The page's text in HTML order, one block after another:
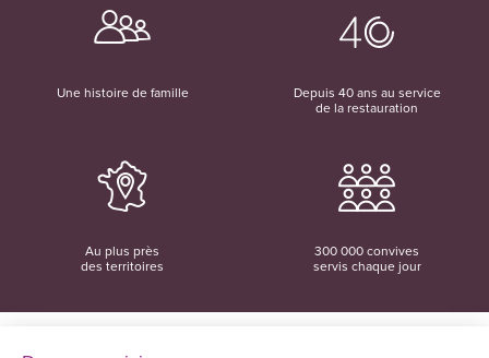
Une histoire de famille
Depuis 40 ans au service
de la restauration
Au plus près
des territoires
300 000 convives
servis chaque jour